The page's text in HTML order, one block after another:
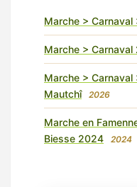
Marche > Carnaval
Marche >
Marche > Carnaval
Mautchî
2026
Marche en
Biesse 2024
2024